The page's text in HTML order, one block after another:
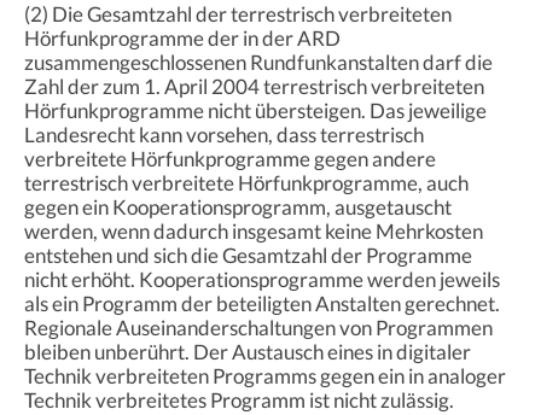
(2) Die Gesamtzahl der terrestrisch verbreiteten
Hörfunkprogramme der in der ARD
zusammengeschlossenen Rundfunkanstalten darf die
Zahl der zum 1. April 2004 terrestrisch verbreiteten
Hörfunkprogramme nicht übersteigen. Das jeweilige
Landesrecht kann vorsehen, dass terrestrisch
verbreitete Hörfunkprogramme gegen andere
terrestrisch verbreitete Hörfunkprogramme, auch
gegen ein Kooperationsprogramm, ausgetauscht
werden, wenn dadurch insgesamt keine Mehrkosten
entstehen und sich die Gesamtzahl der Programme
nicht erhöht. Kooperationsprogramme werden jeweils
als ein Programm der beteiligten Anstalten gerechnet.
Regionale Auseinanderschaltungen von Programmen
bleiben unberührt. Der Austausch eines in digitaler
Technik verbreiteten Programms gegen ein in analoger
Technik verbreitetes Programm ist nicht zulässig.